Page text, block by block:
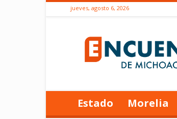
jueves, agosto 6, 2026
de
Estado Morelia